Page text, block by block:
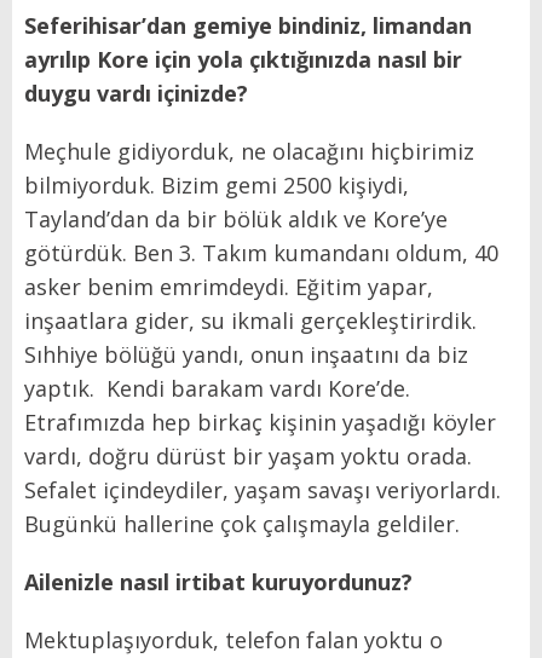
Seferihisar’dan gemiye bindiniz, limandan
ayrılıp Kore için yola çıktığınızda nasıl bir
duygu vardı içinizde?
Meçhule gidiyorduk, ne olacağını hiçbirimiz
bilmiyorduk. Bizim gemi 2500 kişiydi,
Tayland’dan da bir bölük aldık ve Kore’ye
götürdük. Ben 3. Takım kumandanı oldum, 40
asker benim emrimdeydi. Eğitim yapar,
inşaatlara gider, su ikmali gerçekleştirirdik.
Sıhhiye bölüğü yandı, onun inşaatını da biz
yaptık. Kendi barakam vardı Kore’de.
Etrafımızda hep birkaç kişinin yaşadığı köyler
vardı, doğru dürüst bir yaşam yoktu orada.
Sefalet içindeydiler, yaşam savaşı veriyorlardı.
Bugünkü hallerine çok çalışmayla geldiler.
Ailenizle nasıl irtibat kuruyordunuz?
Mektuplaşıyorduk, telefon falan yoktu o